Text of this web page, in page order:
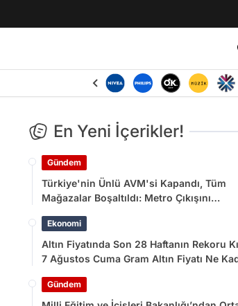
En Yeni İçerikler!
Gündem
Türkiye'nin Ünlü AVM'si Kapandı, Tüm
Mağazalar Boşaltıldı: Metro Çıkışını
Ekonomi
Altın Fiyatında Son 28 Haftanın Rekoru
7 Ağustos Cuma Gram Altın Fiyatı Ne
Gündem